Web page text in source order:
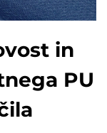
in
PU